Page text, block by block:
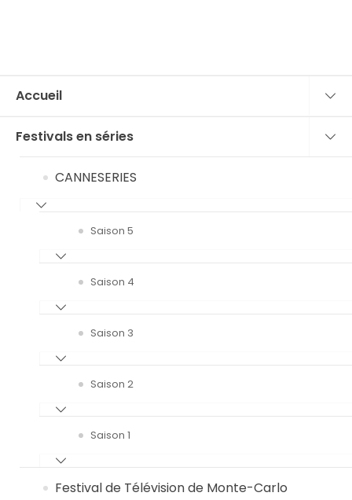
Accueil
Festivals en séries
CANNESERIES
Saison 5
Saison 4
Saison 3
Saison 2
Saison 1
Festival de Télévision de Monte-Carlo